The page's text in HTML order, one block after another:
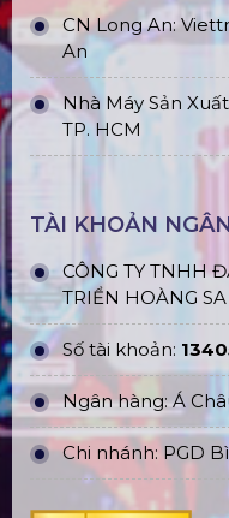
CN Long An:
An
Nhà Máy Sản
TP. HCM
TÀI KHOẢN
CÔNG TY TNHH
TRIỂN HOÀNG
Số tài khoản:
Ngân hàng: Á
Chi nhánh: PGD